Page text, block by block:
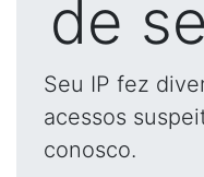
de
Seu IP fez
acessos
conosco.